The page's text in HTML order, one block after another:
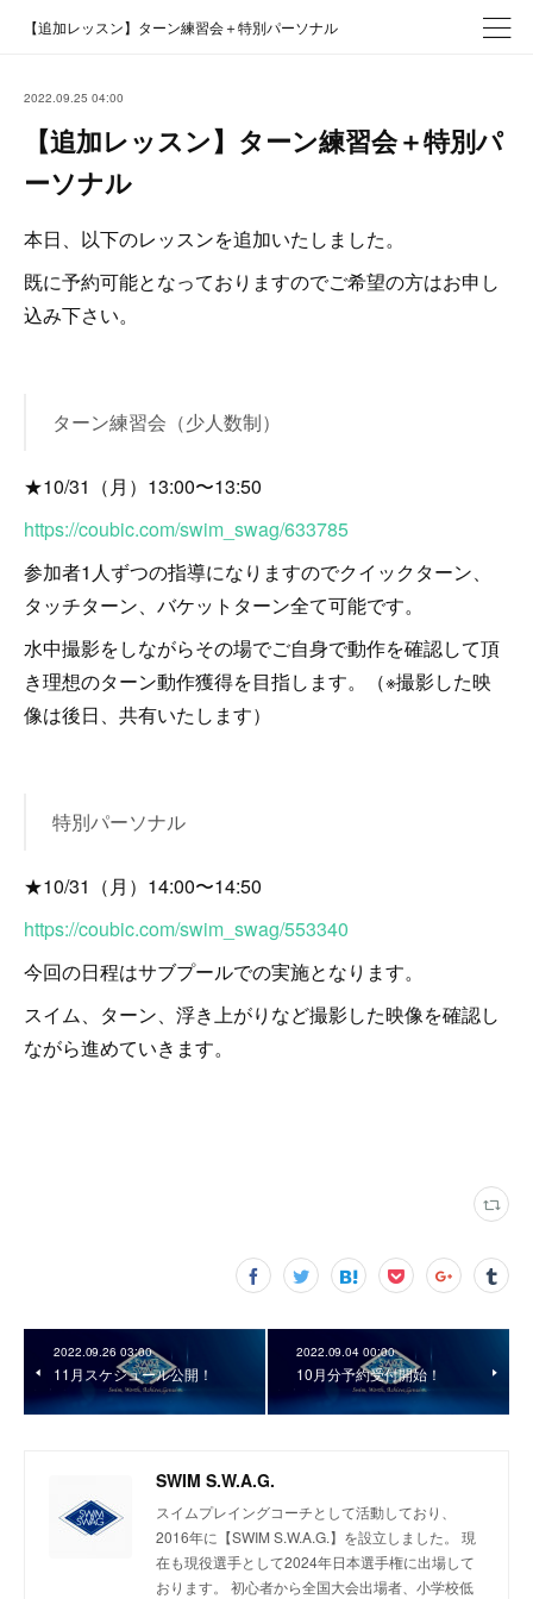
【追加レッスン】ターン練習会＋特別パーソナル
2022.09.25 04:00
【追加レッスン】ターン練習会＋特別パ
ーソナル
本日、以下のレッスンを追加いたしました。
既に予約可能となっておりますのでご希望の方はお申し
込み下さい。
ターン練習会（少人数制）
★10/31（月）13:00〜13:50
https://coubic.com/swim_swag/633785
参加者1人ずつの指導になりますのでクイックターン、
タッチターン、バケットターン全て可能です。
水中撮影をしながらその場でご自身で動作を確認して頂
き理想のターン動作獲得を目指します。（※撮影した映
像は後日、共有いたします）
特別パーソナル
★10/31（月）14:00〜14:50
https://coubic.com/swim_swag/553340
今回の日程はサブプールでの実施となります。
スイム、ターン、浮き上がりなど撮影した映像を確認し
ながら進めていきます。
2022.09.26 03:00
11月スケジュール公開！
2022.09.04 00:00
10月分予約受付開始！
SWIM S.W.A.G.
スイムプレイングコーチとして活動しており、
2016年に【SWIM S.W.A.G.】を設立しました。 現
在も現役選手として2024年日本選手権に出場して
おります。 初心者から全国大会出場者、小学校低